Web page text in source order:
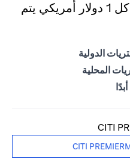
معدلات كسب الأميال عن كل 1 دولار أمريكي يتم
CITI